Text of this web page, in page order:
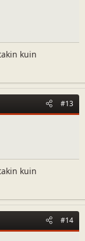
kuin
#13
kuin
#14